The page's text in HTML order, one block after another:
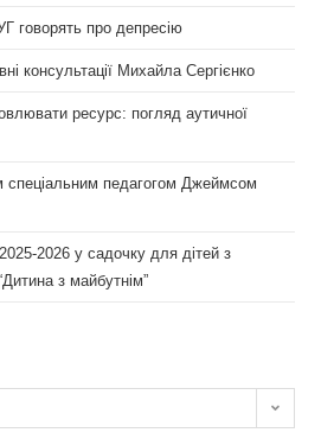
говорять про депресію
консультації Михайла Сергієнко
ресурс: погляд аутичної
спеціальним педагогом Джеймсом
2026 у садочку для дітей з
з майбутнім”